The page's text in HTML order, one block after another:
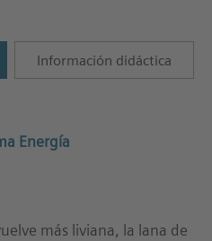
Información didáctica
Energía
más liviana, la lana de